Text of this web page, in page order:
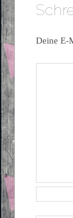
Deine E-